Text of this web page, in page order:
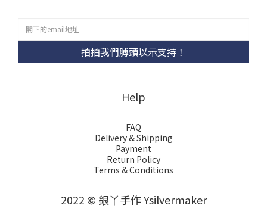
拍拍我們膊頭以示支持！
Help
FAQ
Delivery & Shipping
Payment
Return Policy
Terms & Conditions
2022 © 銀丫手作 Ysilvermaker